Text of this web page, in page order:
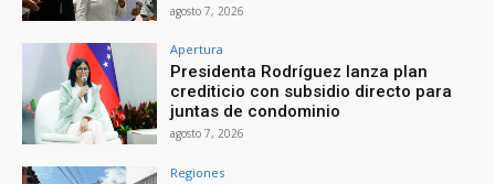
agosto 7, 2026
Apertura
Presidenta Rodríguez lanza plan
crediticio con subsidio directo para
juntas de condominio
agosto 7, 2026
Regiones